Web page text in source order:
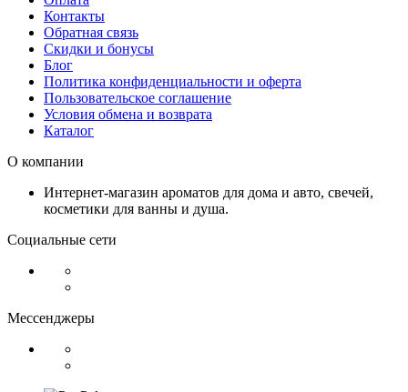
Контакты
Обратная связь
Скидки и бонусы
Блог
Политика конфиденциальности и оферта
Пользовательское соглашение
Условия обмена и возврата
Каталог
О компании
Интернет-магазин ароматов для дома и авто, свечей,
косметики для ванны и душа.
Социальные сети
Мессенджеры